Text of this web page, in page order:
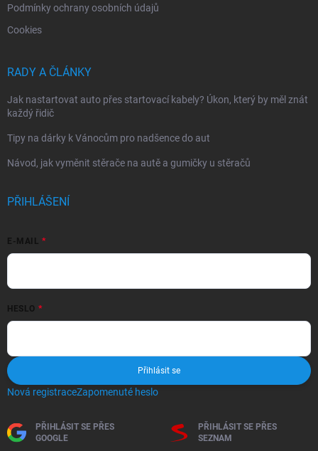
Podmínky ochrany osobních údajů
Cookies
RADY A ČLÁNKY
Jak nastartovat auto přes startovací kabely? Úkon, který by měl znát
každý řidič
Tipy na dárky k Vánocům pro nadšence do aut
Návod, jak vyměnit stěrače na autě a gumičky u stěračů
PŘIHLÁŠENÍ
E-MAIL
HESLO
Přihlásit se
Nová registraceZapomenuté heslo
PŘIHLÁSIT SE PŘES
GOOGLE
PŘIHLÁSIT SE PŘES
SEZNAM